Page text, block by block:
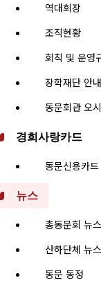
역대회장
조직현황
회칙 및 운영
장학재단 안내
동문회관 오
경희사랑카드
동문신용카드
뉴스
총동문회 뉴스
산하단체 뉴스
동문 동정